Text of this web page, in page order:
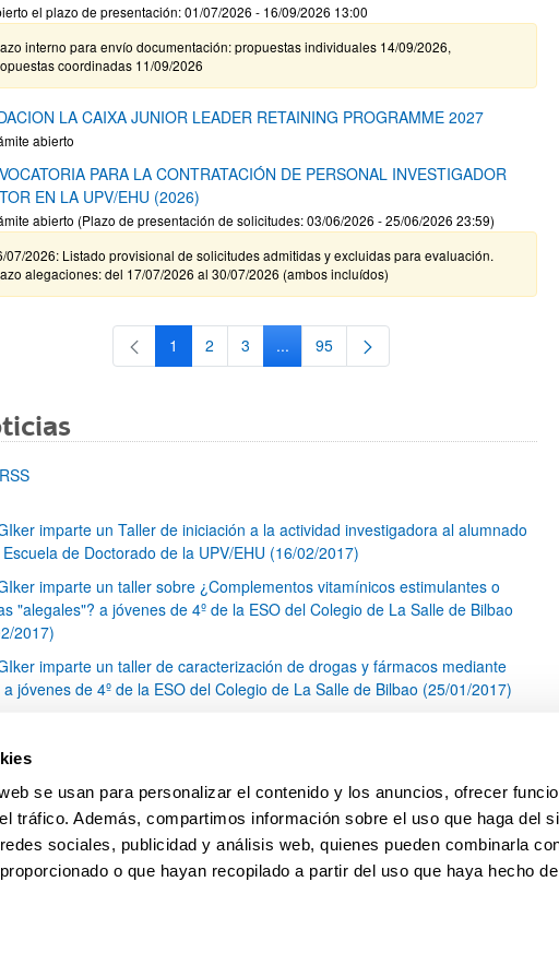
se usan para personalizar el contenido y los anuncios, ofrecer
tráfico. Además, compartimos información sobre el uso que haga del
sociales, publicidad y análisis web, quienes pueden combinarla
o que hayan recopilado a partir del uso que haya hecho
el plazo de presentación: 01/07/2026 - 16/09/2026 13:00
interno para envío documentación: propuestas individuales 14/09/2026,
coordinadas 11/09/2026
LA CAIXA JUNIOR LEADER RETAINING PROGRAMME 2027
abierto
PARA LA CONTRATACIÓN DE PERSONAL INVESTIGADOR
EN LA UPV/EHU (2026)
abierto (Plazo de presentación de solicitudes: 03/06/2026 - 25/06/2026 23:59)
07/2026: Listado provisional de solicitudes admitidas y excluidas para evaluación.
alegaciones: del 17/07/2026 al 30/07/2026 (ambos incluídos)
Página
1 Página
2 Página
3 ...Páginas intermedias Use TAB para
Página
95
RSS
imparte un Taller de iniciación a la actividad investigadora al alumnado
de Doctorado de la UPV/EHU (16/02/2017)
imparte un taller sobre ¿Complementos vitamínicos estimulantes o
"alegales"? a jóvenes de 4º de la ESO del Colegio de La Salle de Bilbao
2017)
imparte un taller de caracterización de drogas y fármacos mediante
a jóvenes de 4º de la ESO del Colegio de La Salle de Bilbao (25/01/2017)
de diversos contaminantes con el apoyo del SCAB (23/12/2016)
Página
1 ...Páginas intermedias Use TAB para desplazarse.
Página
19 Página
20 Página
21 ...Páginas intermedias Use TAB
Página
79